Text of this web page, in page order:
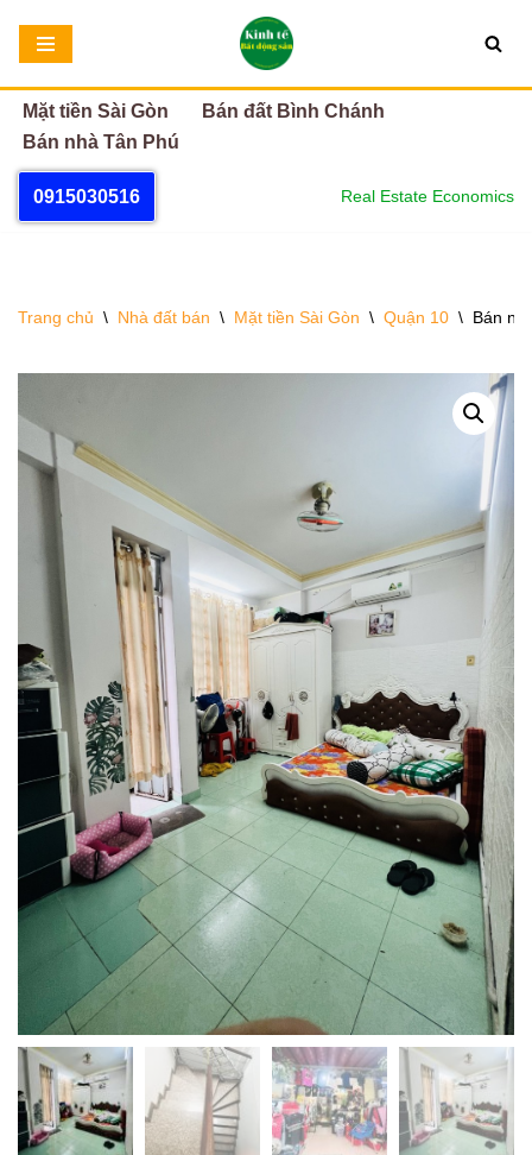
Chuyển
tới
nội
dung
Mặt tiền Sài Gòn
Bán đất Bình Chánh
Bán nhà Tân Phú
0915030516 Real Estate Economics
Trang chủ \ Nhà đất bán \ Mặt tiền Sài Gòn \ Quận 10 \ Bán